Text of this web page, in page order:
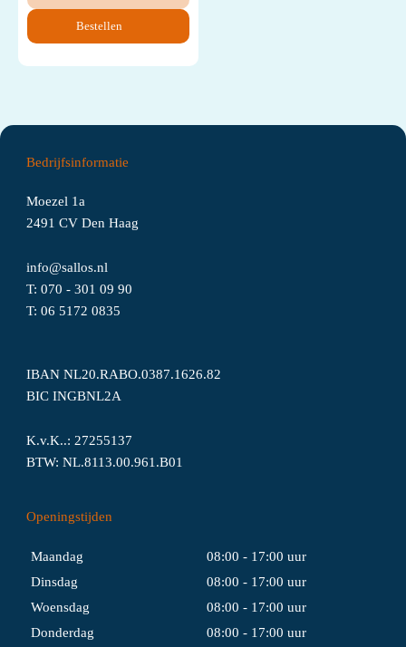
Bestellen
Bedrijfsinformatie
Moezel 1a
2491 CV Den Haag
info@sallos.nl
T:070 - 301 09 90
T:0651720835
IBAN NL20.RABO.0387.1626.82
BIC INGBNL2A
K.v.K..: 27255137
BTW: NL.8113.00.961.B01
Openingstijden
Maandag
08:00 - 17:00 uur
Dinsdag
08:00 - 17:00 uur
Woensdag
08:00 - 17:00 uur
Donderdag
08:00 - 17:00 uur